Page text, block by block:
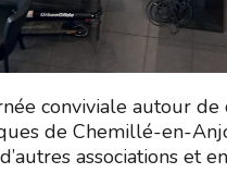
conviviale autour
de Chemillé-en-
associations et